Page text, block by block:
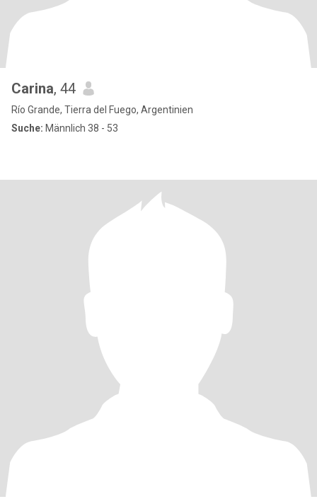
Carina, 44
Río Grande, Tierra del Fuego, Argentinien
Suche: Männlich 38 - 53